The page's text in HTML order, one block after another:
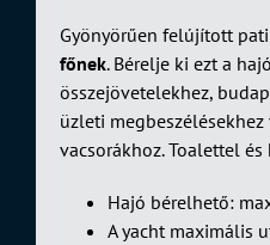
Gyönyörűen felújított
főnek. Bérelje ki ezt a
összejövetelekhez,
üzleti megbeszélésekhez
vacsorákhoz. Toalettel
Hajó bérelhető:
A yacht maximális